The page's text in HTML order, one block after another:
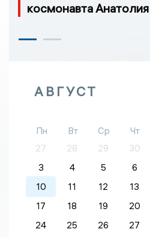
космонавта
АВГУСТ
Пн Вт Ср Чт
27
28 29 30
3
4 5 6
10
11 12 13
17
18 19 20
24
25 26 27